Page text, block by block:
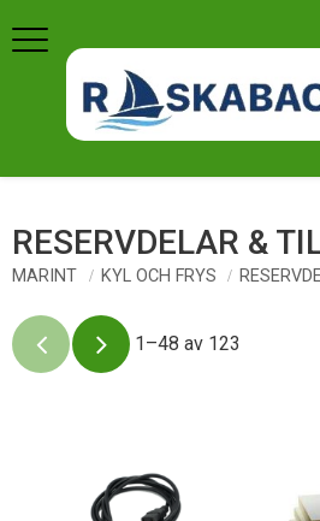
Meny
RESERVDELAR &
MARINT KYL OCH FRYS
1–48 av 123